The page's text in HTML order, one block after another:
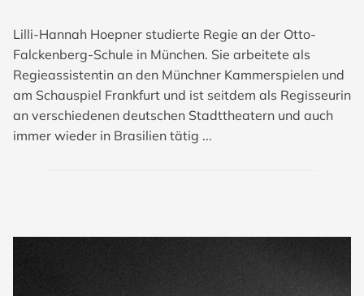
Lilli-Hannah Hoepner studierte Regie an der Otto-
Falckenberg-Schule in München. Sie arbeitete als
Regieassistentin an den Münchner Kammerspielen und
am Schauspiel Frankfurt und ist seitdem als Regisseurin
an verschiedenen deutschen Stadttheatern und auch
immer wieder in Brasilien tätig ...